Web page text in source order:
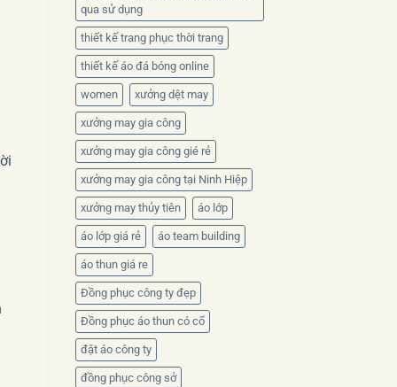
qua sử dụng
thiết kế trang phục thời trang
thiết kế áo đá bóng online
women xưởng dệt may
xưởng may gia công
xưởng may gia công gié rẻ
xưởng may gia công tại Ninh Hiệp
xưởng may thủy tiên áo lớp
áo lớp giá rẻ áo team building
áo thun giá re
Đồng phục công ty đẹp
Đồng phục áo thun có cổ
đặt áo công ty
đồng phục công sở